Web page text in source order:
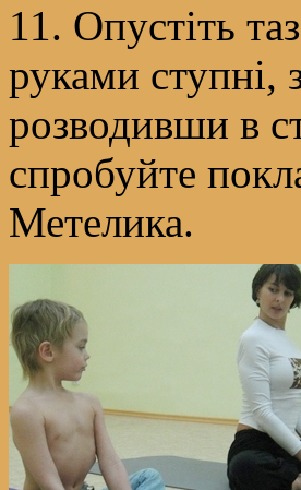
11. Опустіть
руками ступні,
розводивши в
спробуйте
Метелика.